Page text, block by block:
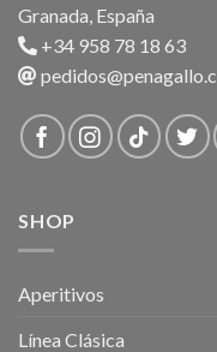
Granada, España
+34 958 78 18 63
SHOP
Aperitivos
Línea Clásica